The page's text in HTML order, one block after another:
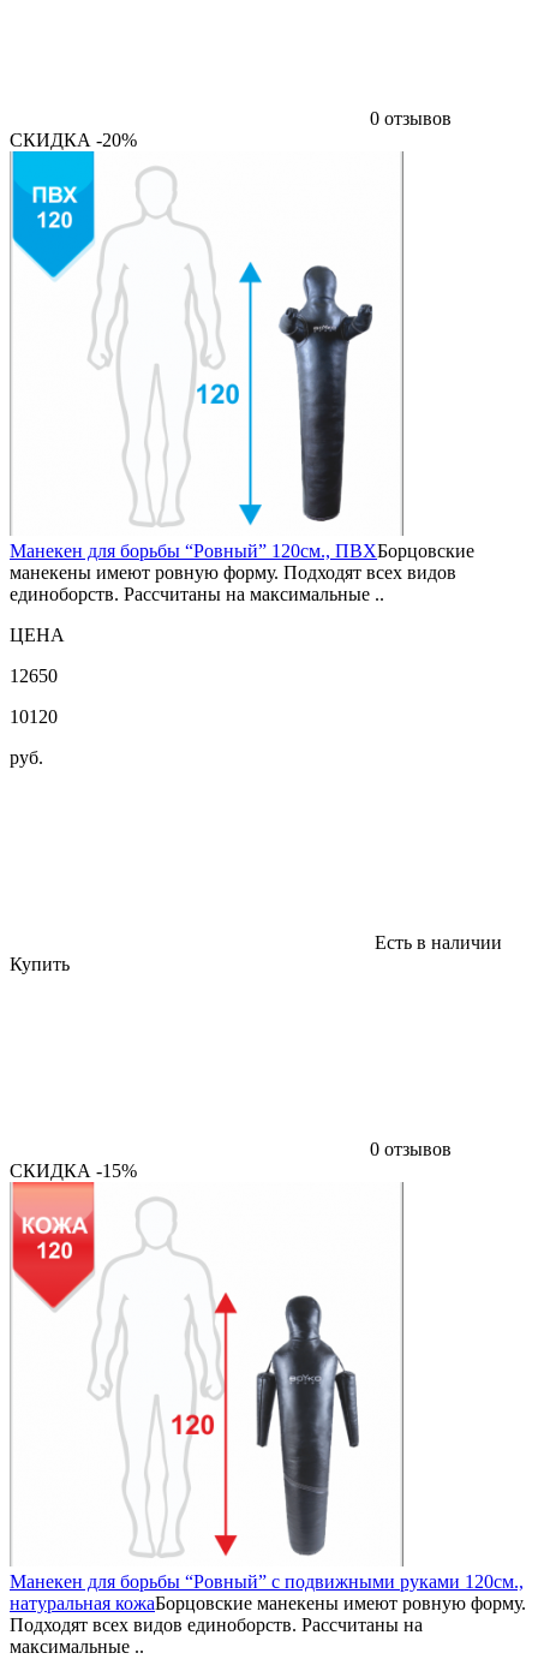
0 отзывов
СКИДКА -20%
Манекен для борьбы “Ровный” 120см., ПВХБорцовские
манекены имеют ровную форму. Подходят всех видов
единоборств. Рассчитаны на максимальные ..
ЦЕНА
12650
10120
руб.
Есть в наличии
Купить
0 отзывов
СКИДКА -15%
Манекен для борьбы “Ровный” с подвижными руками 120см.,
натуральная кожаБорцовские манекены имеют ровную форму.
Подходят всех видов единоборств. Рассчитаны на
максимальные ..